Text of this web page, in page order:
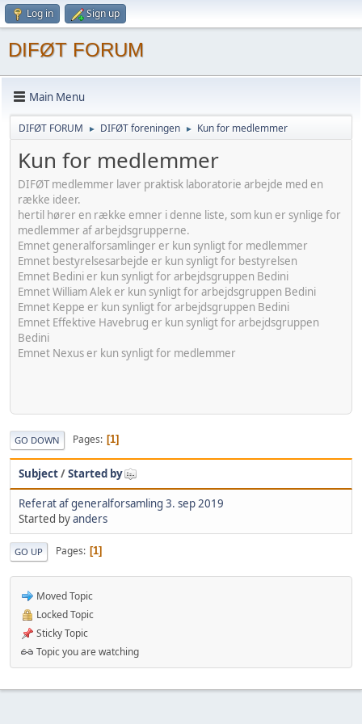
Log in Sign up
DIFØT FORUM
Main Menu
DIFØT FORUM ► DIFØT foreningen ► Kun for medlemmer
Kun for medlemmer
DIFØT medlemmer laver praktisk laboratorie arbejde med en
række ideer.
hertil hører en række emner i denne liste, som kun er synlige for
medlemmer af arbejdsgrupperne.
Emnet generalforsamlinger er kun synligt for medlemmer
Emnet bestyrelsesarbejde er kun synligt for bestyrelsen
Emnet Bedini er kun synligt for arbejdsgruppen Bedini
Emnet William Alek er kun synligt for arbejdsgruppen Bedini
Emnet Keppe er kun synligt for arbejdsgruppen Bedini
Emnet Effektive Havebrug er kun synligt for arbejdsgruppen
Bedini
Emnet Nexus er kun synligt for medlemmer
GO DOWN Pages 1
Subject/Started by
Referat af generalforsamling 3. sep 2019
Started byanders
GO UP Pages 1
Moved Topic
Locked Topic
Sticky Topic
Topic you are watching